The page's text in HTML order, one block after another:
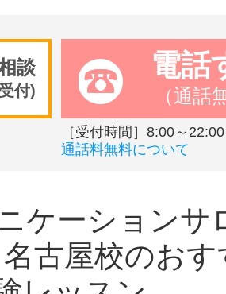
談
付)
電話
（通話
［受付時間］8:00～22:00
通話料無料について
ケーション
古屋校のお